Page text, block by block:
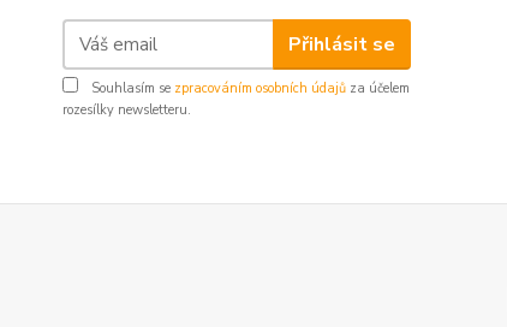
Přihlásit se
Souhlasím se zpracováním osobních údajů za účelem
rozesílky newsletteru.